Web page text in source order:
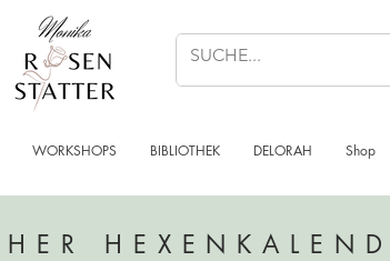
WORKSHOPS BIBLIOTHEK DELORAH Shop